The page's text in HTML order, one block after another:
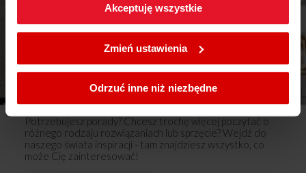
W każdej chwili możesz zmienić wybrane przez Ciebie
ustawienia plików cookies wchodząc w zakładkę
Akceptuję wszystkie
Zmień ustawienia
Odrzuć inne niż niezbędne
Rysunki techniczne
Instrukcja montażu Pobierz
Inspiracje
Potrzebujesz porady? Chcesz trochę więcej poczytać o
różnego rodzaju rozwiązaniach lub sprzęcie? Wejdź do
naszego świata inspiracji - tam znajdziesz wszystko, co
może Cię zainteresować!